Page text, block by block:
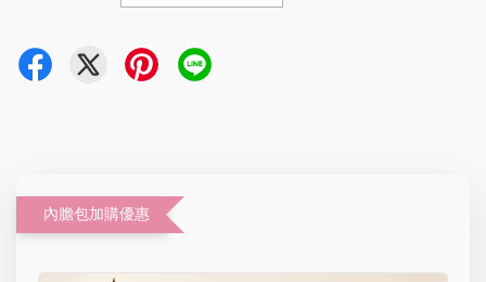
內膽包加購優惠